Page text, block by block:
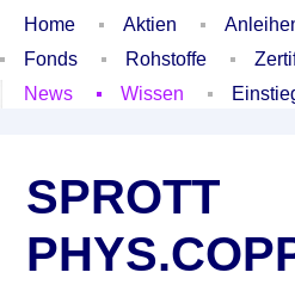
Home Aktien
Fonds
Rohstoffe
News
Wissen
SPROTT